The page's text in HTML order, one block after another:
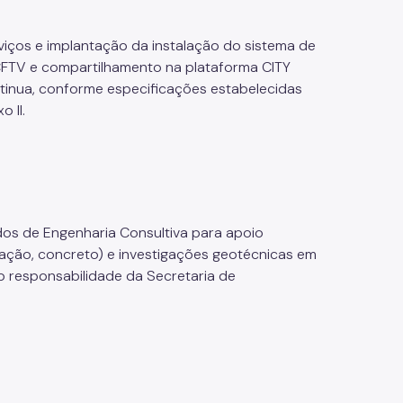
e implantação da instalação do sistema de
e compartilhamento na plataforma CITY
conforme especificações estabelecidas
II.
de Engenharia Consultiva para apoio
concreto) e investigações geotécnicas em
responsabilidade da Secretaria de